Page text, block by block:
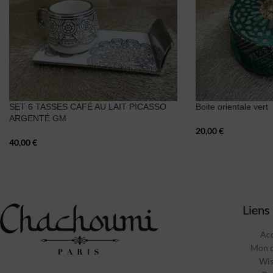
SET 6 TASSES CAFÉ AU LAIT PICASSO
ARGENTÉ GM
40,00€
Boite orientale vert
20,00€
Mon